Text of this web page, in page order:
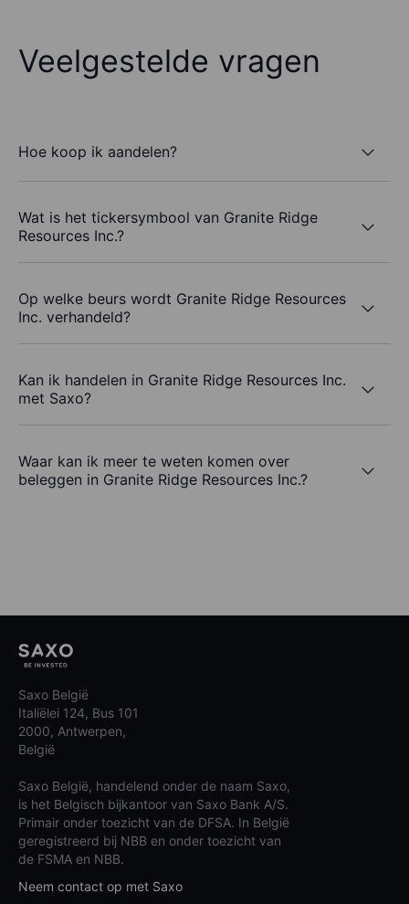
Veelgestelde vragen
Hoe koop ik aandelen?
Wat is het tickersymbool van Granite Ridge
Resources Inc.?
Op welke beurs wordt Granite Ridge Resources
Inc. verhandeld?
Kan ik handelen in Granite Ridge Resources Inc.
met Saxo?
Waar kan ik meer te weten komen over
beleggen in Granite Ridge Resources Inc.?
Saxo België
Italiëlei 124, Bus 101
2000, Antwerpen,
België
Saxo België, handelend onder de naam Saxo,
is het Belgisch bijkantoor van Saxo Bank A/S.
Primair onder toezicht van de DFSA. In België
geregistreerd bij NBB en onder toezicht van
de FSMA en NBB.
Neem contact op met Saxo